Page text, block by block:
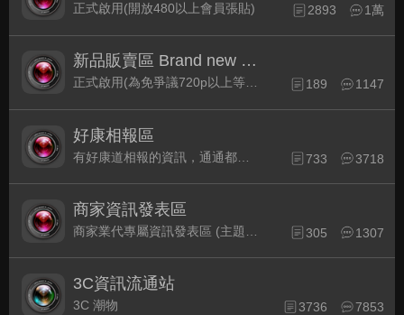
正式啟用(開放480以上會員張貼) 2893 1萬
新品販賣區 Brand new Plaza
正式啟用(為免爭議720p以上等級發表限定) 189 1147
好康相報區
733 3718
商家資訊發表區
305 1307
3C資訊流通站
3C 潮物 3736 7853